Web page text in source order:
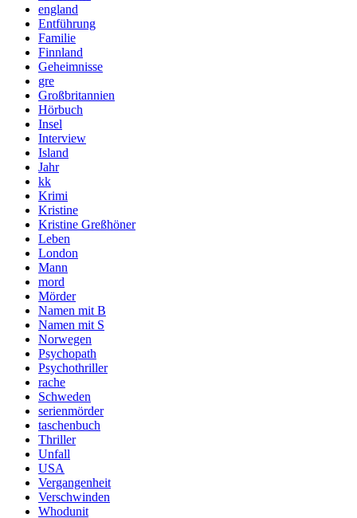
england
Entführung
Familie
Finnland
Geheimnisse
gre
Großbritannien
Hörbuch
Insel
Interview
Island
Jahr
kk
Krimi
Kristine
Kristine Greßhöner
Leben
London
Mann
mord
Mörder
Namen mit B
Namen mit S
Norwegen
Psychopath
Psychothriller
rache
Schweden
serienmörder
taschenbuch
Thriller
Unfall
USA
Vergangenheit
Verschwinden
Whodunit